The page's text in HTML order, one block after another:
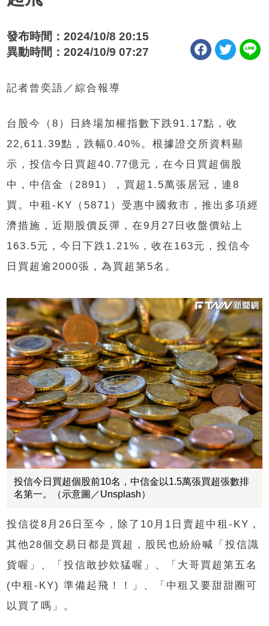
發布時間：2024/10/8 20:15
異動時間：2024/10/9 07:27
記者曾奕語／綜合報導
台股今（8）日終場加權指數下跌91.17點，收
22,611.39點，跌幅0.40%。根據證交所資料顯
示，投信今日買超40.77億元，在今日買超個股
中，中信金（2891），買超1.5萬張居冠，連8
買。中租-KY（5871）受惠中國救市，推出多項經
濟措施，近期股價反彈，在9月27日收盤價站上
163.5元，今日下跌1.21%，收在163元，投信今
日買超逾2000張，為買超第5名。
投信今日買超個股前10名，中信金以1.5萬張買超張數排
名第一。（示意圖／Unsplash）
投信從8月26日至今，除了10月1日賣超中租-KY，
其他28個交易日都是買超，股民也紛紛喊「投信識
貨喔」、「投信敢抄欸猛喔」、「大哥買超第五名
(中租-KY) 準備起飛！！」、「中租又要甜甜圈可
以買了嗎」。